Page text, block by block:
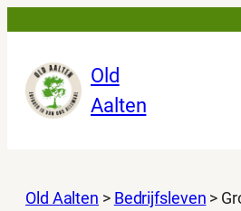
de
inhoud
Old
Aalten
Old Aalten > Bedrijfsleven >